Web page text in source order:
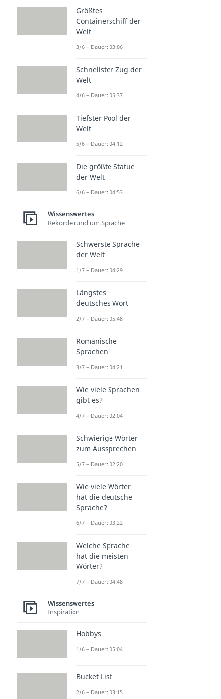
Größtes
Containerschiff der
Welt
3/6 – Dauer: 03:06
Schnellster Zug der
Welt
4/6 – Dauer: 05:37
Tiefster Pool der
Welt
5/6 – Dauer: 04:12
Die größte Statue
der Welt
6/6 – Dauer: 04:53
Wissenswertes
Rekorde rund um Sprache
Schwerste Sprache
der Welt
1/7 – Dauer: 04:29
Längstes
deutsches Wort
2/7 – Dauer: 05:48
Romanische
Sprachen
3/7 – Dauer: 04:21
Wie viele Sprachen
gibt es?
4/7 – Dauer: 02:04
Schwierige Wörter
zum Aussprechen
5/7 – Dauer: 02:20
Wie viele Wörter
hat die deutsche
Sprache?
6/7 – Dauer: 03:22
Welche Sprache
hat die meisten
Wörter?
7/7 – Dauer: 04:48
Wissenswertes
Inspiration
Hobbys
1/6 – Dauer: 05:04
Bucket List
2/6 – Dauer: 03:15